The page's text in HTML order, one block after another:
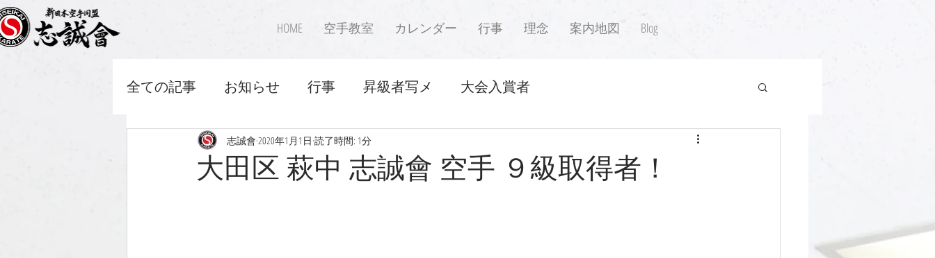
HOME 空手教室 カレンダー 行事 理念 案内地図 Blog
全ての記事 お知らせ 行事 昇級者写メ 大会入賞者
大田区 萩中 志誠會 空手 ９級取得者！
志誠會 2020年1月1日 読了時間: 1分